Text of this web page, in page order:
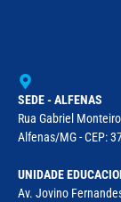
SEDE - ALFENAS
Rua Gabriel
Alfenas/MG - CEP:
UNIDADE
Av. Jovino